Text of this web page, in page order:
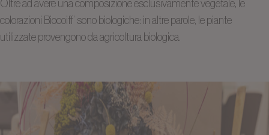
Oltre ad avere una composizione esclusivamente vegetale, le
colorazioni Biocoiff’ sono biologiche: in altre parole, le piante
utilizzate provengono da agricoltura biologica.